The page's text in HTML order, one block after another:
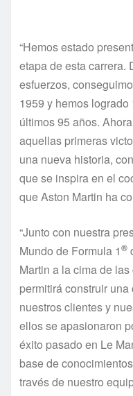
“Hemos estado
etapa de esta carrera.
esfuerzos,
1959 y hemos
últimos 95 años.
aquellas primeras
una nueva historia,
que se inspira en el
que Aston Martin ha
“Junto con nuestra
Mundo de Formula 1®
Martin a la cima de
permitirá construir
nuestros clientes y
ellos se apasionaron
éxito pasado en Le
base de
través de nuestro